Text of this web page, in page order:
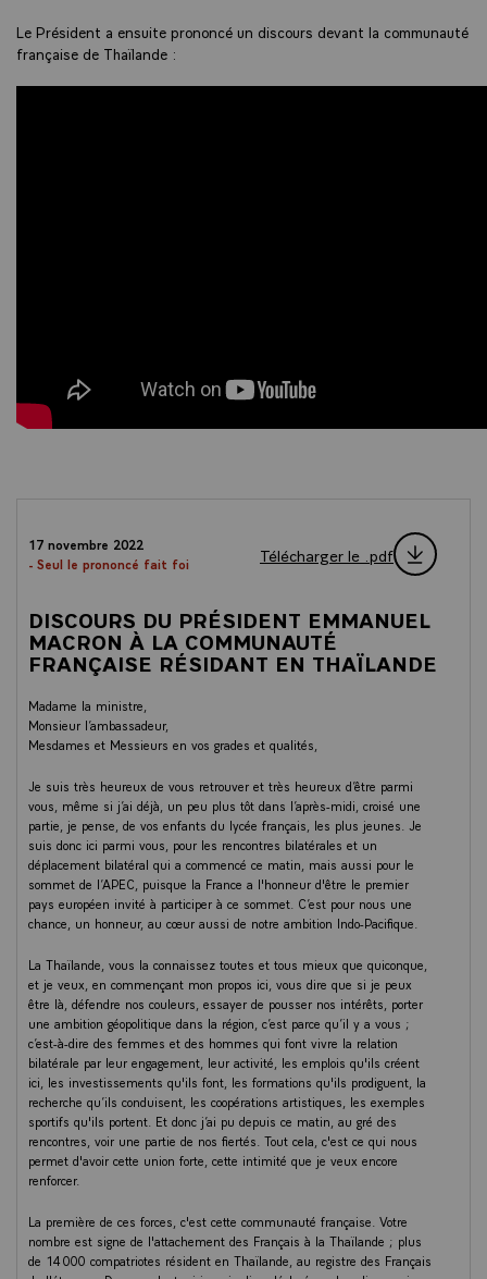
Le Président a ensuite prononcé un discours devant la communauté
française de Thaïlande :
17 novembre 2022
- Seul le prononcé fait foi
Télécharger le .pdf
DISCOURS DU PRÉSIDENT EMMANUEL
MACRON À LA COMMUNAUTÉ
FRANÇAISE RÉSIDANT EN THAÏLANDE
Madame la ministre,
Monsieur l’ambassadeur,
Mesdames et Messieurs en vos grades et qualités,
Je suis très heureux de vous retrouver et très heureux d’être parmi
vous, même si j’ai déjà, un peu plus tôt dans l’après-midi, croisé une
partie, je pense, de vos enfants du lycée français, les plus jeunes. Je
suis donc ici parmi vous, pour les rencontres bilatérales et un
déplacement bilatéral qui a commencé ce matin, mais aussi pour le
sommet de l’APEC, puisque la France a l'honneur d'être le premier
pays européen invité à participer à ce sommet. C’est pour nous une
chance, un honneur, au cœur aussi de notre ambition Indo-Pacifique.
La Thaïlande, vous la connaissez toutes et tous mieux que quiconque,
et je veux, en commençant mon propos ici, vous dire que si je peux
être là, défendre nos couleurs, essayer de pousser nos intérêts, porter
une ambition géopolitique dans la région, c’est parce qu’il y a vous ;
c’est-à-dire des femmes et des hommes qui font vivre la relation
bilatérale par leur engagement, leur activité, les emplois qu'ils créent
ici, les investissements qu'ils font, les formations qu'ils prodiguent, la
recherche qu’ils conduisent, les coopérations artistiques, les exemples
sportifs qu'ils portent. Et donc j’ai pu depuis ce matin, au gré des
rencontres, voir une partie de nos fiertés. Tout cela, c'est ce qui nous
permet d'avoir cette union forte, cette intimité que je veux encore
renforcer.
La première de ces forces, c'est cette communauté française. Votre
nombre est signe de l'attachement des Français à la Thaïlande ; plus
de 14 000 compatriotes résident en Thaïlande, au registre des Français